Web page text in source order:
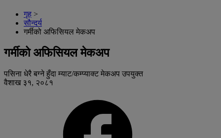
गृह >
सौन्दर्य
गर्मीको अफिसियल मेकअप
गर्मीको अफिसियल मेकअप
पसिना धेरै बग्ने हुँदा म्याट/कम्प्याक्ट मेकअप उपयुक्त
वैशाख ३१, २०८१